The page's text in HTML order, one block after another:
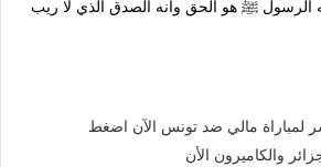
الرسول ﷺ هو الحق وأنه الصدق الذي لا ريب
لمباراة مالي ضد تونس الآن اضغط
والكاميرون الأن